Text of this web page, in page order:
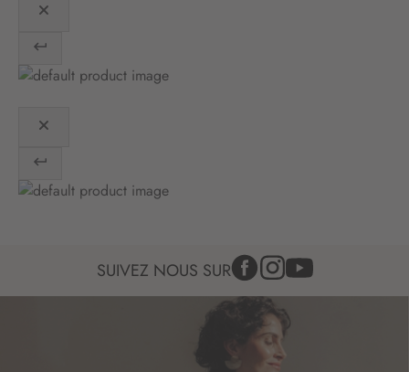
SUIVEZ NOUS SUR